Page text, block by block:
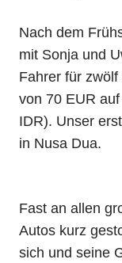
Nach dem
mit Sonja und
Fahrer für
von 70 EUR
IDR). Unser
in Nusa Dua.
Fast an allen
Autos kurz
sich und seine